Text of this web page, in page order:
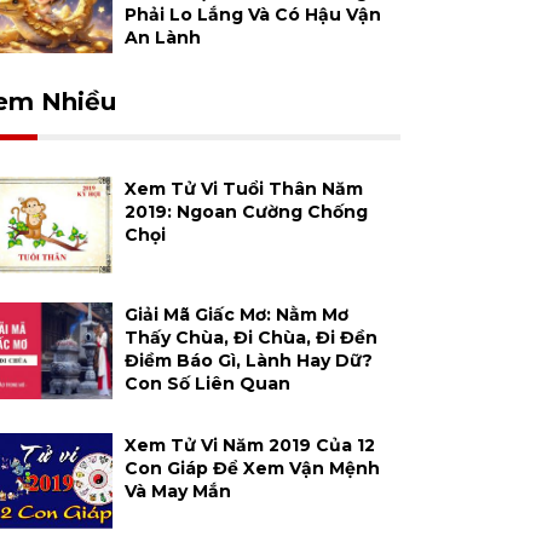
Phải Lo Lắng Và Có Hậu Vận
An Lành
Nhiều
Xem Tử Vi Tuổi Thân Năm
2019: Ngoan Cường Chống
Chọi
Giải Mã Giấc Mơ: Nằm Mơ
Thấy Chùa, Đi Chùa, Đi Đền
Điềm Báo Gì, Lành Hay Dữ?
Con Số Liên Quan
Xem Tử Vi Năm 2019 Của 12
Con Giáp Để Xem Vận Mệnh
Và May Mắn